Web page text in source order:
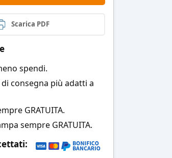
Scarica PDF
spendi.
consegna più adatti a
GRATUITA.
sempre GRATUITA.